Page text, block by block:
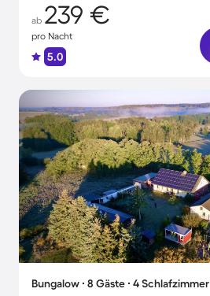
ab 239 €
pro Nacht
5.0
Bungalow ∙ 8 Gäste ∙ 4 Schlafzimmer